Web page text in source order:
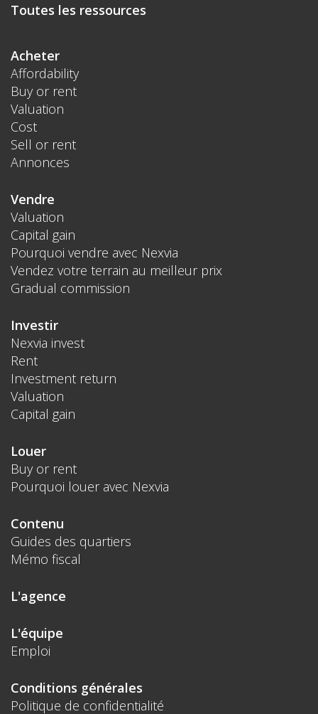
Toutes les ressources
Acheter
Affordability
Buy or rent
Valuation
Cost
Sell or rent
Annonces
Vendre
Valuation
Capital gain
Pourquoi vendre avec Nexvia
Vendez votre terrain au meilleur prix
Gradual commission
Investir
Nexvia invest
Rent
Investment return
Valuation
Capital gain
Louer
Buy or rent
Pourquoi louer avec Nexvia
Contenu
Guides des quartiers
Mémo fiscal
L'agence
L'équipe
Emploi
Conditions générales
Politique de confidentialité